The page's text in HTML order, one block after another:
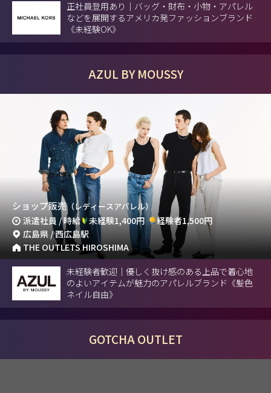
正社員登用あり｜バッグ・財布・小物・アパレル
などを展開するアメリカ発ファッションブランド
《未経験OK》
AZUL BY MOUSSY
ショップ販売（レディースアパレル）
派遣社員 / 時給 未経験1,400円
経験者1,500円
広島県 / 西広島駅
THE OUTLETS HIROSHIMA
未経験者歓迎｜優しく抜け感のある上品で着心地
のよいアイテムが魅力のアパレルブランド《髪色
ネイル自由》
GOTCHA OUTLET